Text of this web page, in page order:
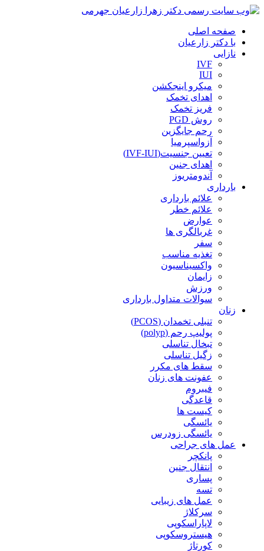
صفحه اصلی
با دکتر زارعیان
نازایی
IVF
IUI
میکرو اینجکشن
اهدای تخمک
فریز تخمک
روش PGD
رحم جایگزین
آزواسپرمیا
تعیین جنسیت(IVF-IUI)
اهدای جنین
آندومتریوز
بارداری
علائم بارداری
علائم خطر
عوارض
غربالگری ها
سفر
تغذیه مناسب
واکسیناسیون
زایمان
ورزش
سوالات متداول بارداری
زنان
تنبلی تخمدان (PCOS)
پولیپ رحم (polyp)
تبخال تناسلی
زگیل تناسلی
سقط های مکرر
عفونت های زنان
فیبروم
قاعدگی
کیست ها
یائسگی
یائسگی زودرس
عمل های جراحی
پانکچر
انتقال جنین
پساری
تسه
عمل های زیبایی
سرکلاژ
لاپاراسکوپی
هیستروسکوپی
کورتاژ